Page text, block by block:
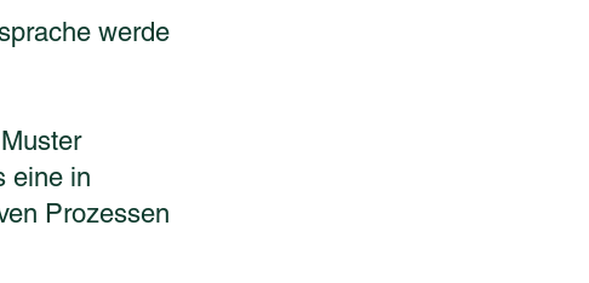
werde
eine in
Prozessen